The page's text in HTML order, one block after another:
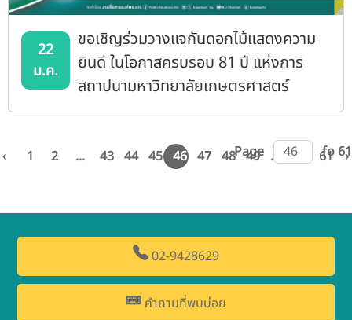
22
ม.ค.
ขอเชิญร่วมวางแจกันดอกไม้แสดงความ
ยินดี ในโอกาสครบรอบ 81 ปี แห่งการ
สถาปนามหาวิทยาลัยเกษตรศาสตร์
‹ 1 2 ... 43 44 45 46 47 48 49 ... 60 61 ›
Page fo 61
02-9428629
คำถามที่พบบ่อย